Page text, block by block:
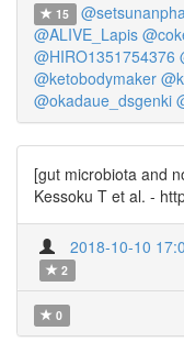
15
@ALIVE_Lapis
@HIRO1351754376
@ketobodymaker
@okadaue_dsgenki
[gut microbiota and
Kessoku T et al. -
2018-10-10
2
0